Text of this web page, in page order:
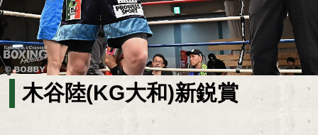
木谷陸(KG大和)新鋭賞